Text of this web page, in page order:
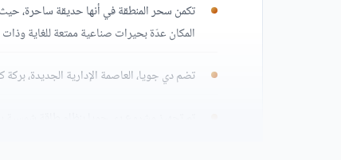
تكمن سحر المنطقة في أنها حديقة ساحرة، حيث
المكان عدّة بحيرات صناعية ممتعة للغاية
تضم دي جويا، العاصمة الإدارية الجديدة،